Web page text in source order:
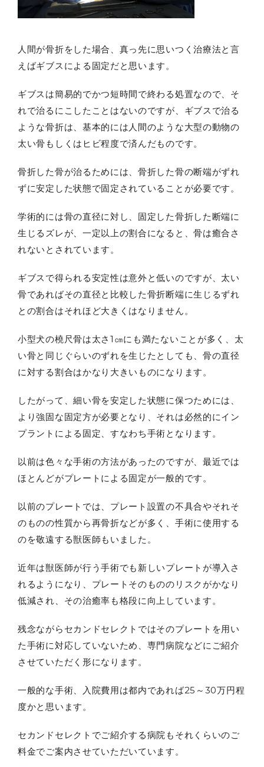
人間が骨折をした場合、真っ先に思いつく治療法と言
えばギブスによる固定だと思います。
ギブスは簡易的でかつ短時間で終わる処置なので、そ
れで治るにこしたことはないのですが、ギブスで治る
ような骨折は、基本的には人間のような大型の動物の
太い骨もしくはヒビ程度で済んだものです。
骨折した骨が治るためには、骨折した骨の断端がずれ
ずに安定した状態で固定されていることが必要です。
学術的には骨の直径に対し、固定した骨折した断端に
生じるズレが、一定以上の割合になると、骨は癒合さ
れないとされています。
ギブスで得られる安定性は意外と低いのですが、太い
骨であればその直径と比較した骨折断端に生じるずれ
との割合はそれほど大きくはなりません。
小型犬の橈尺骨は太さ1㎝にも満たないことが多く、太
い骨と同じぐらいのずれを生じたとしても、骨の直径
に対する割合はかなり大きいものになります。
したがって、細い骨を安定した状態に保つためには、
より強固な固定方が必要となり、それは必然的にイン
プラントによる固定、すなわち手術となります。
以前は色々な手術の方法があったのですが、最近では
ほとんどがプレートによる固定が一般的です。
以前のプレートでは、プレート設置の不具合やそれそ
のものの性質から再骨折などが多く、手術に使用する
のを敬遠する獣医師もいました。
近年は獣医師が行う手術でも新しいプレートが導入さ
れるようになり、プレートそのもののリスクがかなり
低減され、その治癒率も格段に向上しています。
残念ながらセカンドセレクトではそのプレートを用い
た手術に対応していないため、専門病院などにご紹介
させていただく形になります。
一般的な手術、入院費用は都内であれば25～30万円程
度かと思います。
セカンドセレクトでご紹介する病院もそれくらいのご
料金でご案内させていただいています。